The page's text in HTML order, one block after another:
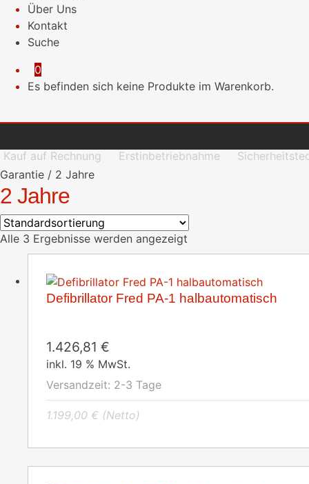
Über Uns
Kontakt
Suche
0
Es befinden sich keine Produkte im Warenkorb.
Kauf auf Rechnung Erstinbetriebnahme
Garantie / 2 Jahre
2 Jahre
Alle 3 Ergebnisse werden angezeigt
Defibrillator Fred PA-1 halbautomatisch
1.426,81 €
inkl. 19 % MwSt.
Versandzeit: 2-3 Tage
1.199,00 € (Netto)